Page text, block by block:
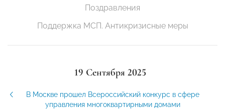
Поздравления
Поддержка МСП. Антикризисные меры
19 Сентября 2025
В Москве прошел Всероссийский конкурс в сфере
управления многоквартирными домами